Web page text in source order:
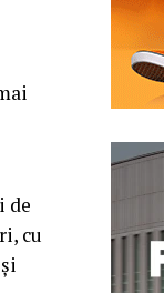
de
cu